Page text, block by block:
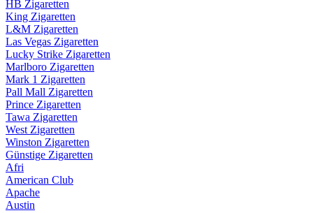
HB Zigaretten
King Zigaretten
L&M Zigaretten
Las Vegas Zigaretten
Lucky Strike Zigaretten
Marlboro Zigaretten
Mark 1 Zigaretten
Pall Mall Zigaretten
Prince Zigaretten
Tawa Zigaretten
West Zigaretten
Winston Zigaretten
Günstige Zigaretten
Afri
American Club
Apache
Austin